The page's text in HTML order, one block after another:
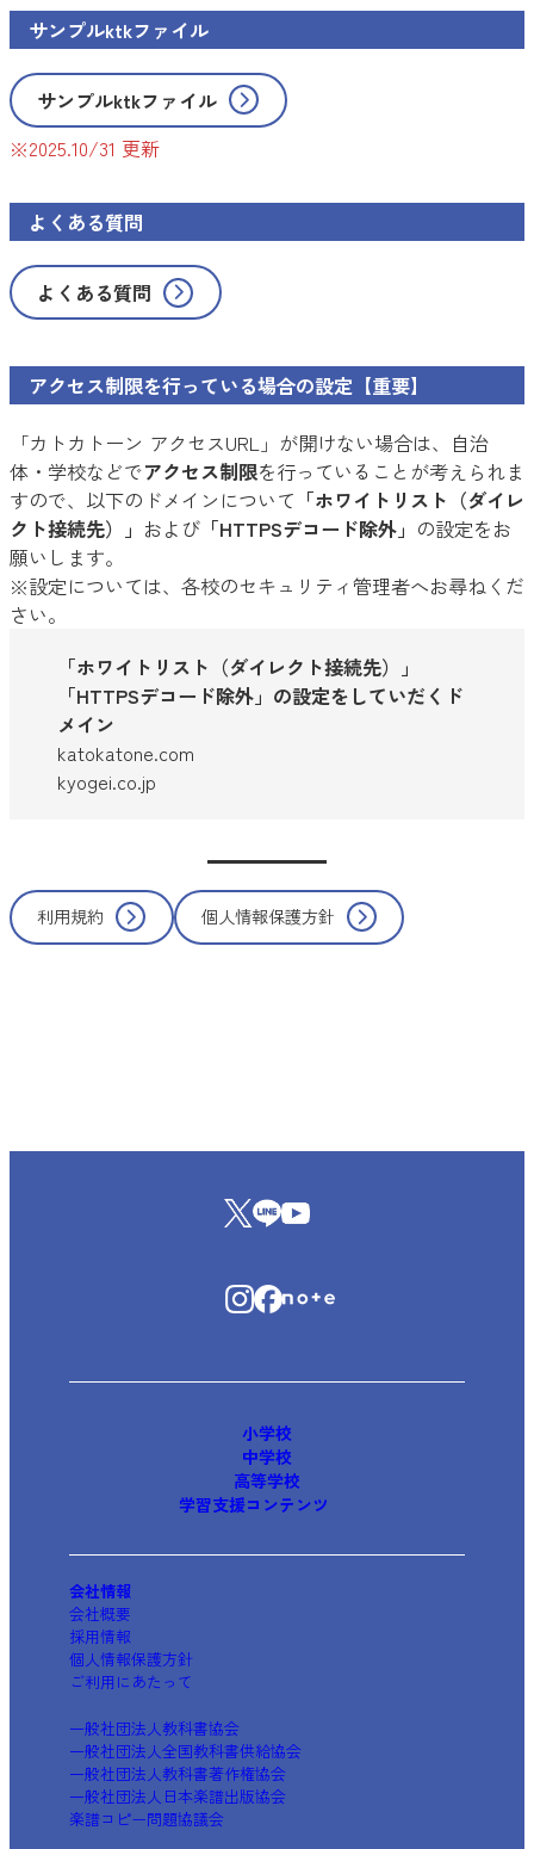
サンプルktkファイル
サンプルktkファイル
※2025.10/31 更新
よくある質問
よくある質問
アクセス制限を行っている場合の設定【重要】
「カトカトーン アクセスURL」が開けない場合は、自治
体・学校などでアクセス制限を行っていることが考えられま
すので、以下のドメインについて 「ホワイトリスト（ダイレ
クト接続先）」 および 「HTTPSデコード除外」 の設定をお
願いします。
※設定については、各校のセキュリティ管理者へお尋ねくだ
さい。
「ホワイトリスト（ダイレクト接続先）」
「HTTPSデコード除外」の設定をしていだくド
メイン
katokatone.com
kyogei.co.jp
利用規約 個人情報保護方針
小学校
中学校
高等学校
学習支援コンテンツ
会社情報
会社概要
採用情報
個人情報保護方針
ご利用にあたって
一般社団法人教科書協会
一般社団法人全国教科書供給協会
一般社団法人教科書著作権協会
一般社団法人日本楽譜出版協会
楽譜コピー問題協議会